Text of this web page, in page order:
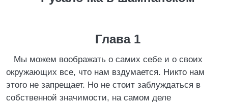
Глава 1
Мы можем воображать о самих себе и о своих
окружающих все, что нам вздумается. Никто нам
этого не запрещает. Но не стоит заблуждаться в
собственной значимости, на самом деле